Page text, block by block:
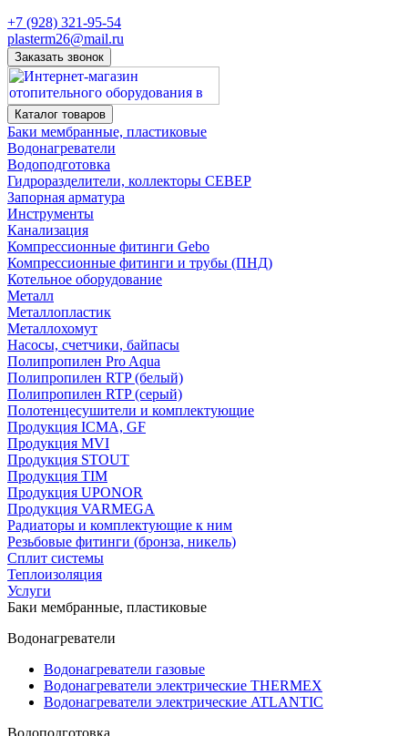
+7 (928) 321-95-54
plasterm26@mail.ru
Заказать звонок
Каталог товаров
Баки мембранные, пластиковые
Водонагреватели
Водоподготовка
Гидроразделители, коллекторы СЕВЕР
Запорная арматура
Инструменты
Канализация
Компрессионные фитинги Gebo
Компрессионные фитинги и трубы (ПНД)
Котельное оборудование
Металл
Металлопластик
Металлохомут
Насосы, счетчики, байпасы
Полипропилен Pro Aqua
Полипропилен RTP (белый)
Полипропилен RTP (серый)
Полотенцесушители и комплектующие
Продукция ICMA, GF
Продукция MVI
Продукция STOUT
Продукция TIM
Продукция UPONOR
Продукция VARMEGA
Радиаторы и комплектующие к ним
Резьбовые фитинги (бронза, никель)
Сплит системы
Теплоизоляция
Услуги
Баки мембранные, пластиковые
Водонагреватели
Водонагреватели газовые
Водонагреватели электрические THERMEX
Водонагреватели электрические ATLANTIC
Водоподготовка